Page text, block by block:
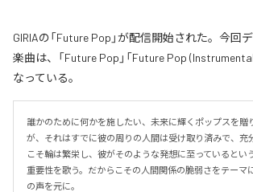
GIRIAの「Future Pop」が配信開始された。今回
楽曲は、「Future Pop」「Future Pop
なっている。
誰かのために何かを施したい、未来に輝くポップスを贈
が、それはすでに彼の周りの人間は受け取り済みで、充
こそ輪は繁栄し、彼がそのような発想に至っているとい
重要性を歌う。だからこその人間関係の脆弱さをテーマ
の声を元に。